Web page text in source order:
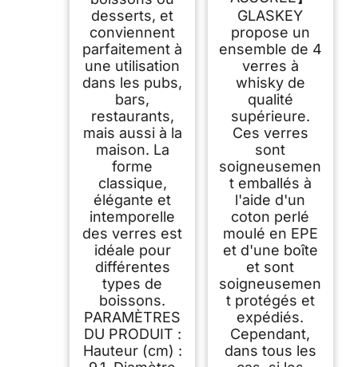
desserts, et
conviennent
parfaitement à
une utilisation
dans les pubs,
bars,
restaurants,
mais aussi à la
maison. La
forme
classique,
élégante et
intemporelle
des verres est
idéale pour
différentes
types de
boissons.
PARAMÈTRES
DU PRODUIT :
Hauteur (cm) :
GLASKEY
propose un
ensemble de 4
verres à
whisky de
qualité
supérieure.
Ces verres
sont
soigneusemen
t emballés à
l'aide d'un
coton perlé
moulé en EPE
et d'une boîte
et sont
soigneusemen
t protégés et
expédiés.
Cependant,
dans tous les